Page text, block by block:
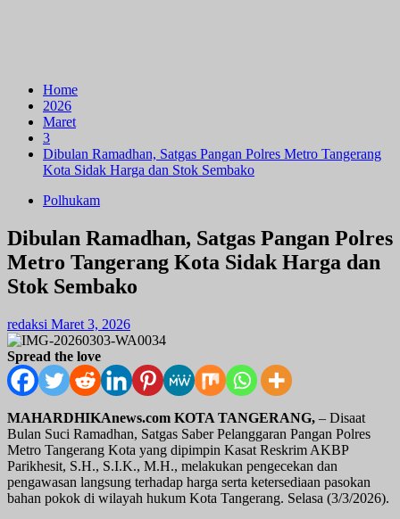
Home
2026
Maret
3
Dibulan Ramadhan, Satgas Pangan Polres Metro Tangerang
Kota Sidak Harga dan Stok Sembako
Polhukam
Dibulan Ramadhan, Satgas Pangan Polres
Metro Tangerang Kota Sidak Harga dan
Stok Sembako
redaksi Maret 3, 2026
Spread the love
MAHARDHIKAnews.com KOTA TANGERANG, – Disaat
Bulan Suci Ramadhan, Satgas Saber Pelanggaran Pangan Polres
Metro Tangerang Kota yang dipimpin Kasat Reskrim AKBP
Parikhesit, S.H., S.I.K., M.H., melakukan pengecekan dan
pengawasan langsung terhadap harga serta ketersediaan pasokan
bahan pokok di wilayah hukum Kota Tangerang. Selasa (3/3/2026).